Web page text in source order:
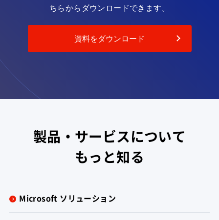
ちらからダウンロードできます。
資料をダウンロード
製品・サービスについて
もっと知る
Microsoft ソリューション